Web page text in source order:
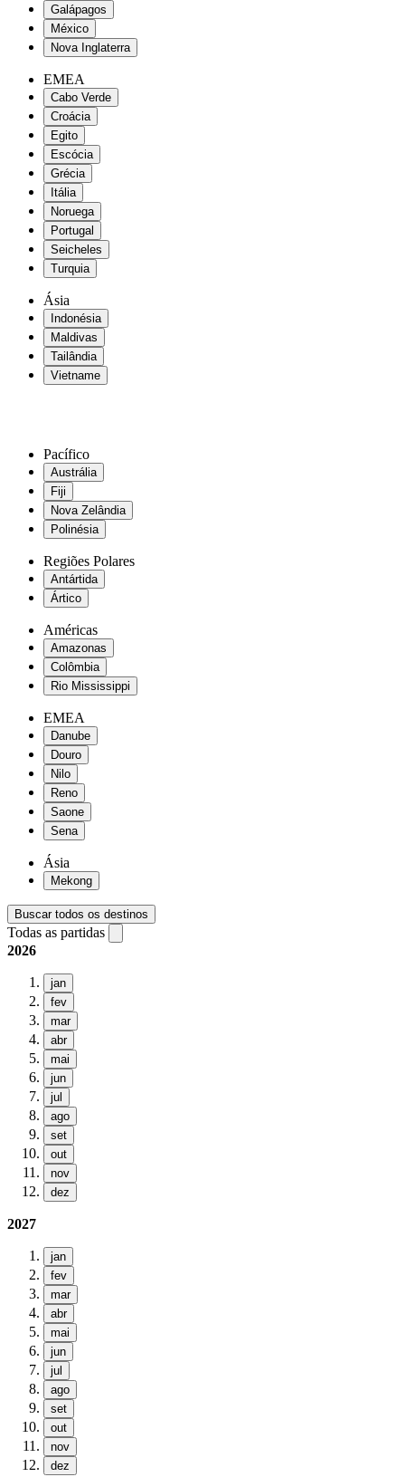
Galápagos
México
Nova Inglaterra
EMEA
Cabo Verde
Croácia
Egito
Escócia
Grécia
Itália
Noruega
Portugal
Seicheles
Turquia
Ásia
Indonésia
Maldivas
Tailândia
Vietname
Pacífico
Austrália
Fiji
Nova Zelândia
Polinésia
Regiões Polares
Antártida
Ártico
Américas
Amazonas
Colômbia
Rio Mississippi
EMEA
Danube
Douro
Nilo
Reno
Saone
Sena
Ásia
Mekong
Buscar todos os destinos
Todas as partidas
2026
jan
fev
mar
abr
mai
jun
jul
ago
set
out
nov
dez
2027
jan
fev
mar
abr
mai
jun
jul
ago
set
out
nov
dez